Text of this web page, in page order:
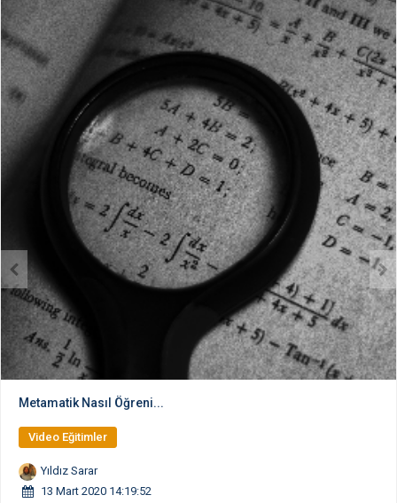
Metamatik Nasıl Öğreni...
Video Eğitimler
Yıldız Sarar
13 Mart 2020 14:19:52